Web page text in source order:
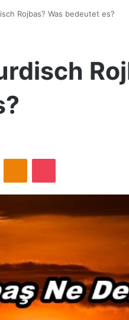
Rojbas? Was bedeutet es?